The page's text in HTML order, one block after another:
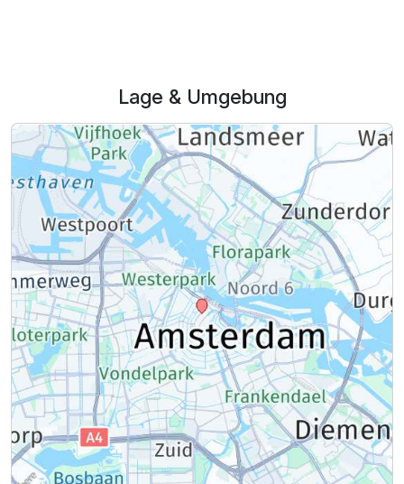
Lage & Umgebung